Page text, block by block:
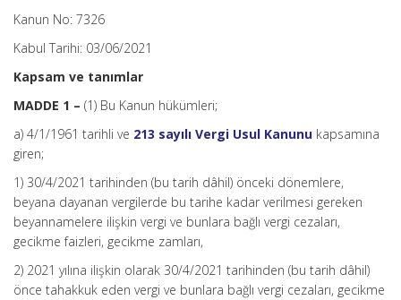
Kanun No: 7326
Kabul Tarihi: 03/06/2021
Kapsam ve tanımlar
MADDE 1 – (1) Bu Kanun hükümleri;
a) 4/1/1961 tarihli ve 213 sayılı Vergi Usul Kanunu kapsamına
giren;
1) 30/4/2021 tarihinden (bu tarih dâhil) önceki dönemlere,
beyana dayanan vergilerde bu tarihe kadar verilmesi gereken
beyannamelere ilişkin vergi ve bunlara bağlı vergi cezaları,
gecikme faizleri, gecikme zamları,
2) 2021 yılına ilişkin olarak 30/4/2021 tarihinden (bu tarih dâhil)
önce tahakkuk eden vergi ve bunlara bağlı vergi cezaları, gecikme